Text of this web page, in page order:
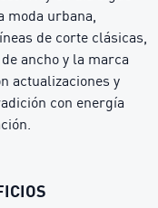
moda urbana,
de corte clásicas,
ancho y la marca
actualizaciones y
con energía